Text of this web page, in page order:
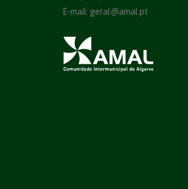
E-mail: geral@amal.pt